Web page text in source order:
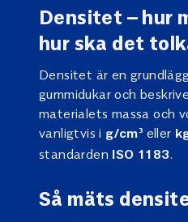
Densitet – hur
hur ska det
Densitet är en
gummidukar och
materialets massa och
vanligtvis i g/cm³ eller
standarden
ISO 1183.
Så mäts